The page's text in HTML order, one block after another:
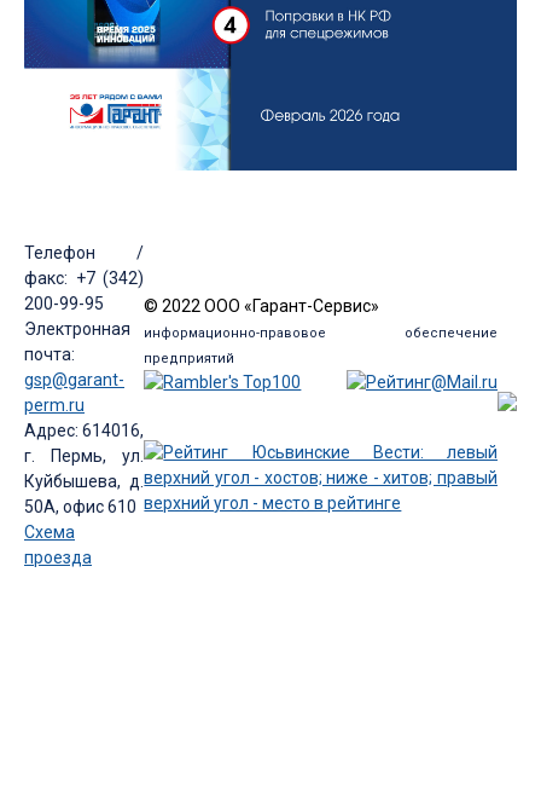
Телефон /
факс: +7 (342)
200-99-95
Электронная
почта:
gsp@garant-
perm.ru
Адрес: 614016,
г. Пермь, ул.
Куйбышева, д.
50А, офис 610
Схема
проезда
© 2022 ООО «Гарант-Сервис»
информационно-правовое обеспечение
предприятий